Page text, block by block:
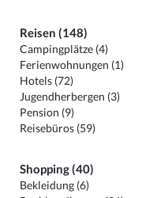
Reisen (148)
Campingplätze (4)
Ferienwohnungen (1)
Hotels (72)
Jugendherbergen (3)
Pension (9)
Reisebüros (59)
Shopping (40)
Bekleidung (6)